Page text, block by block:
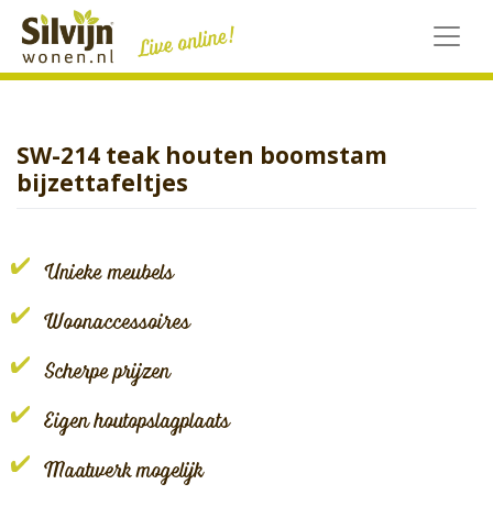
Skip
content
SW-214 teak houten boomstam
bijzettafeltjes
Unieke meubels
Woonaccessoires
Scherpe prijzen
Eigen houtopslagplaats
Maatwerk mogelijk